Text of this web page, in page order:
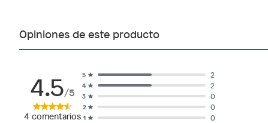
Opiniones de este producto
4.5/5
4 comentarios 1 0
2 0
3 0
4 2
5 2